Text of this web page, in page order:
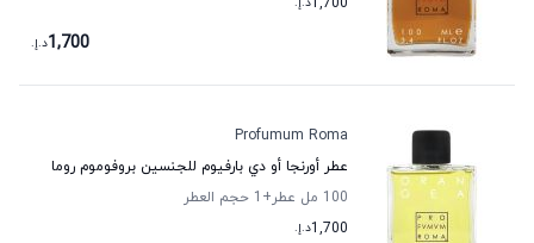
1,700د.إ.
Profumum Roma
عطر أورنجا أو دي بارفيوم للجنسين بروفوموم روما
100 مل عطر
+1
حجم العطر
1,700د.إ.